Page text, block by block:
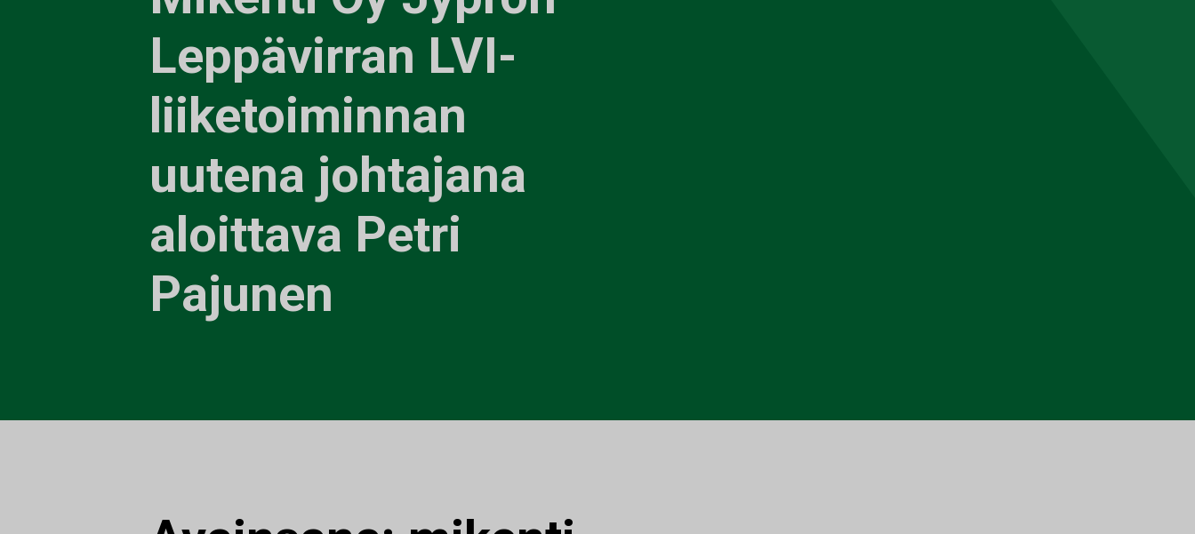
Leppävirran LVI-
liiketoiminnan
uutena johtajana
aloittava Petri
Pajunen